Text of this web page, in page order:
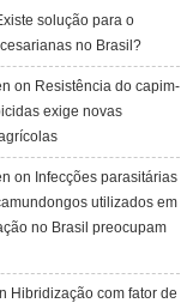
solução para o
no Brasil?
on Resistência do capim-
exige novas
on Infecções parasitárias
utilizados em
no Brasil preocupam
Hibridização com fator de